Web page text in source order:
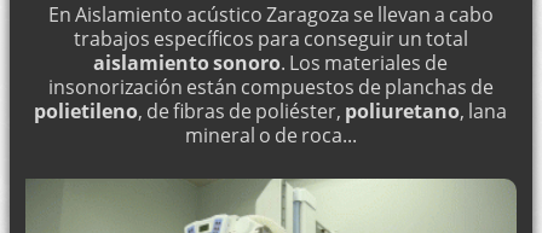
En Aislamiento acústico Zaragoza se llevan a cabo
trabajos específicos para conseguir un total
aislamiento sonoro. Los materiales de
insonorización están compuestos de planchas de
polietileno, de fibras de poliéster, poliuretano, lana
mineral o de roca...